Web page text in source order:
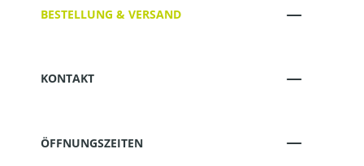
BESTELLUNG & VERSAND
KONTAKT
ÖFFNUNGSZEITEN